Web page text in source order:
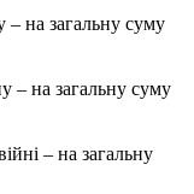
– на загальну суму
– на загальну суму
– на загальну